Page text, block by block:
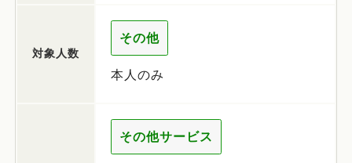
対象人数
その他
本人のみ
その他サービス